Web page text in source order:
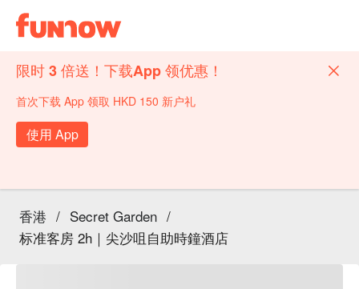
限时 3 倍送！下载App 领优惠！
首次下载 App 领取 HKD 150 新户礼
使用 App
香港 / Secret Garden /
标准客房 2h｜尖沙咀自助時鐘酒店